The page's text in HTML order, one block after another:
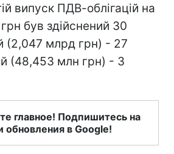
випуск ПДВ-облігацій на
був здійснений 30
(2,047 млрд грн) - 27
(48,453 млн грн) - 3
главное! Подпишитесь на
обновления в Google!